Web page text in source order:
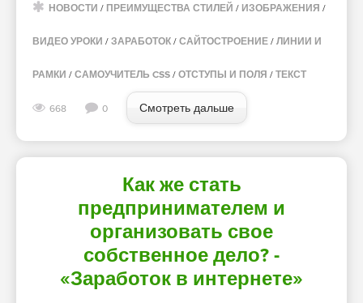
НОВОСТИ / ПРЕИМУЩЕСТВА СТИЛЕЙ / ИЗОБРАЖЕНИЯ /
ВИДЕО УРОКИ / ЗАРАБОТОК / САЙТОСТРОЕНИЕ / ЛИНИИ И
РАМКИ / САМОУЧИТЕЛЬ CSS / ОТСТУПЫ И ПОЛЯ / ТЕКСТ
668 0 Смотреть дальше
Как же стать
предпринимателем и
организовать свое
собственное дело? -
«Заработок в интернете»